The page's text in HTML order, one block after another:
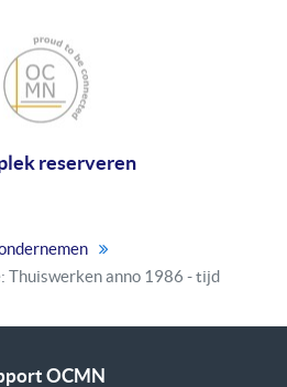
reserveren
Thuiswerken anno 1986 - tijd
OCMN